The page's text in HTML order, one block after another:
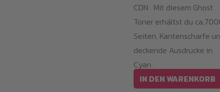
CDN . Mit diesem Ghost
Toner erhältst du
Seiten. Kantenscharfe
deckende Ausdrucke in
Cyan .
IN DEN WARENKORB